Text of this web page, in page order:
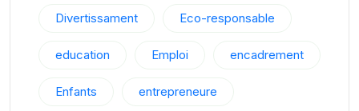
Divertissament Eco-responsable
education Emploi encadrement
Enfants entrepreneure